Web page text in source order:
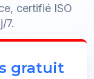
certifié ISO
7.
gratuit